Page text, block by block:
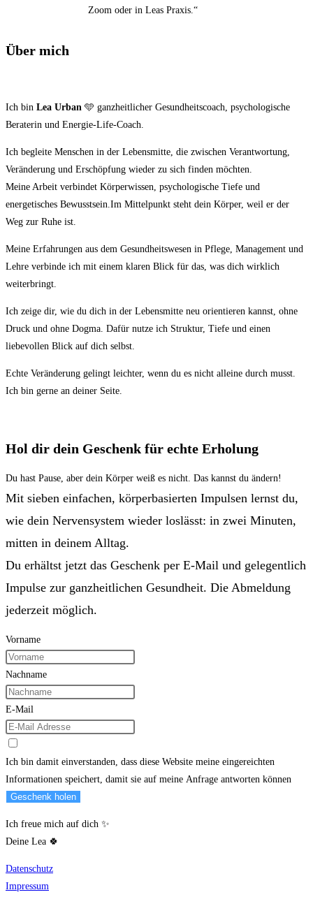
Zoom oder in Leas Praxis.“
Über mich
Ich bin Lea Urban 🩵 ganzheitlicher Gesundheitscoach, psychologische
Beraterin und Energie-Life-Coach.
Ich begleite Menschen in der Lebensmitte, die zwischen Verantwortung,
Veränderung und Erschöpfung wieder zu sich finden möchten.
Meine Arbeit verbindet Körperwissen, psychologische Tiefe und
energetisches Bewusstsein.Im Mittelpunkt steht dein Körper, weil er der
Weg zur Ruhe ist.
Meine Erfahrungen aus dem Gesundheitswesen in Pflege, Management und
Lehre verbinde ich mit einem klaren Blick für das, was dich wirklich
weiterbringt.
Ich zeige dir, wie du dich in der Lebensmitte neu orientieren kannst, ohne
Druck und ohne Dogma. Dafür nutze ich Struktur, Tiefe und einen
liebevollen Blick auf dich selbst.
Echte Veränderung gelingt leichter, wenn du es nicht alleine durch musst.
Ich bin gerne an deiner Seite.
Hol dir dein Geschenk für echte Erholung
Du hast Pause, aber dein Körper weiß es nicht. Das kannst du ändern!
Mit sieben einfachen, körperbasierten Impulsen lernst du,
wie dein Nervensystem wieder loslässt: in zwei Minuten,
mitten in deinem Alltag.
Du erhältst jetzt das Geschenk per E-Mail und gelegentlich
Impulse zur ganzheitlichen Gesundheit. Die Abmeldung
jederzeit möglich.
Vorname
Nachname
E-Mail
Ich bin damit einverstanden, dass diese Website meine eingereichten
Informationen speichert, damit sie auf meine Anfrage antworten können
Geschenk holen
Ich freue mich auf dich ✨
Deine Lea 🍀
Datenschutz
Impressum